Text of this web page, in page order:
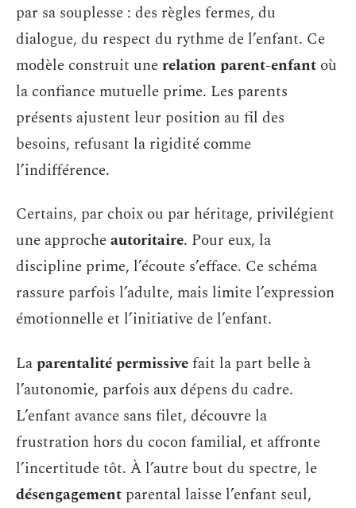
par sa souplesse : des règles fermes, du
dialogue, du respect du rythme de l’enfant. Ce
modèle construit unerelation parent-enfant où
la confiance mutuelle prime. Les parents
présents ajustent leur position au fil des
besoins, refusant la rigidité comme
l’indifférence.
Certains, par choix ou par héritage, privilégient
une approcheautoritaire. Pour eux, la
discipline prime, l’écoute s’efface. Ce schéma
rassure parfois l’adulte, mais limite l’expression
émotionnelle et l’initiative de l’enfant.
Laparentalité permissivefait la part belle à
l’autonomie, parfois aux dépens du cadre.
L’enfant avance sans filet, découvre la
frustration hors du cocon familial, et affronte
l’incertitude tôt. À l’autre bout du spectre, le
désengagement parental laisse l’enfant seul,